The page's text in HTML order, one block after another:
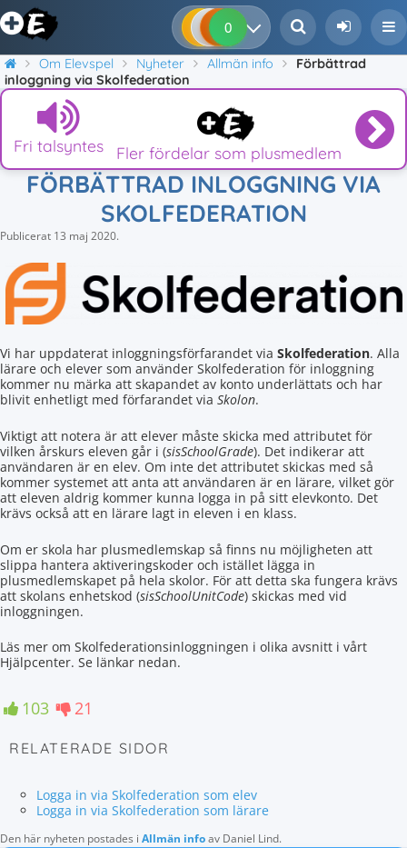
0 0 0
Om Elevspel Nyheter Allmän info
Förbättrad
inloggning via Skolfederation
Fri talsyntes Fler fördelar som plusmedlem
FÖRBÄTTRAD INLOGGNING VIA
SKOLFEDERATION
Publicerat 13 maj 2020.
Vi har uppdaterat inloggningsförfarandet via Skolfederation. Alla
lärare och elever som använder Skolfederation för inloggning
kommer nu märka att skapandet av konto underlättats och har
blivit enhetligt med förfarandet via Skolon.
Viktigt att notera är att elever måste skicka med attributet för
vilken årskurs eleven går i (sisSchoolGrade). Det indikerar att
användaren är en elev. Om inte det attributet skickas med så
kommer systemet att anta att användaren är en lärare, vilket gör
att eleven aldrig kommer kunna logga in på sitt elevkonto. Det
krävs också att en lärare lagt in eleven i en klass.
Om er skola har plusmedlemskap så finns nu möjligheten att
slippa hantera aktiveringskoder och istället lägga in
plusmedlemskapet på hela skolor. För att detta ska fungera krävs
att skolans enhetskod (sisSchoolUnitCode) skickas med vid
inloggningen.
Läs mer om Skolfederationsinloggningen i olika avsnitt i vårt
Hjälpcenter. Se länkar nedan.
103 21
RELATERADE SIDOR
Logga in via Skolfederation som elev
Logga in via Skolfederation som lärare
Den här nyheten postades i Allmän infoav Daniel Lind.